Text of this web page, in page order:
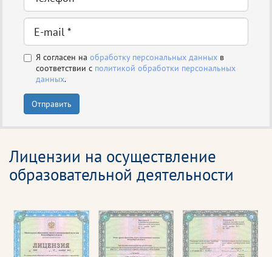
Я согласен на обработку персональных данных в
соответствии с политикой обработки персональных
данных.
Отправить
Лицензии на осуществление
образовательной деятельности